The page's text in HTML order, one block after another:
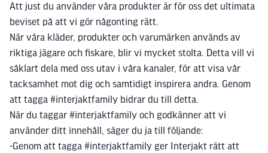
Att just du använder våra produkter är för oss det ultimata
beviset på att vi gör någonting rätt.
När våra kläder, produkter och varumärken används av
riktiga jägare och fiskare, blir vi mycket stolta. Detta vill vi
såklart dela med oss utav i våra kanaler, för att visa vår
tacksamhet mot dig och samtidigt inspirera andra. Genom
att tagga #interjaktfamily bidrar du till detta.
När du taggar #interjaktfamily och godkänner att vi
använder ditt innehåll, säger du ja till följande:
-Genom att tagga #interjaktfamily ger Interjakt rätt att